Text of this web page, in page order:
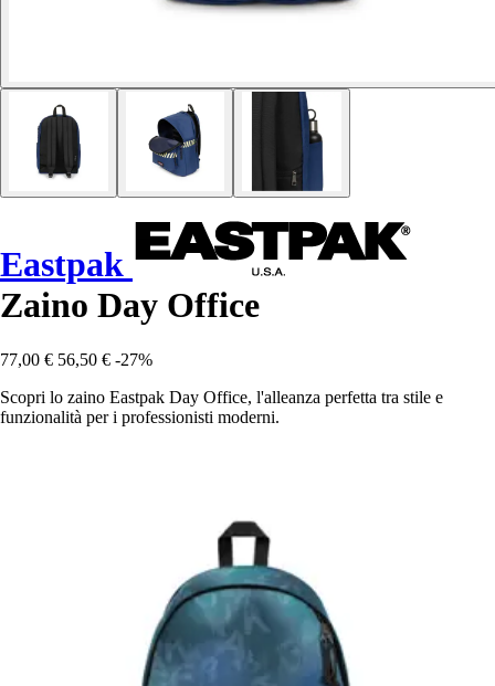
Eastpak
Zaino Day Office
77,00 € 56,50 € -27%
Scopri lo zaino Eastpak Day Office, l'alleanza perfetta tra stile e
funzionalità per i professionisti moderni.